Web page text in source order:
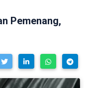
Pemenang,